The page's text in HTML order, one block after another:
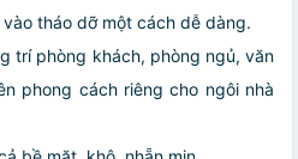
tháo dỡ một cách dễ dàng.
trí phòng khách, phòng ngủ, văn
phong cách riêng cho ngôi nhà